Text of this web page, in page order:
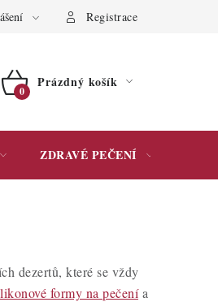
Registrace
NÁKUPNÍ
Prázdný košík
ZDRAVÉ PEČENÍ
dezertů, které se vždy
formy na pečenía